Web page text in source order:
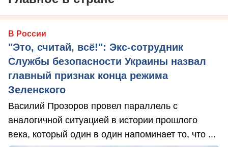
В России
"Это, считай, всё!": Экс-сотрудник
Службы безопасности Украины назвал
главный признак конца режима
Зеленского
Василий Прозоров провел параллель с
аналогичной ситуацией в истории прошлого
века, который один в один напоминает то, что ...